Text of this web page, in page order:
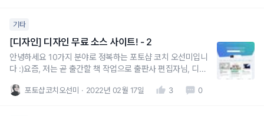
기타
[디자인] 디자인 무료 소스 사이트! - 2
안녕하세요 10가지 분야로 정복하는 포토샵 코치 오선미입니
다 :)요즘, 저는 곧 출간할 책 작업으로 출판사 편집자님, 디자
에 들어가게되어 어제 원고 교정 마감을 마쳤는데요!😭여러분
포토샵코치오선미 2022년 02월 17일 3 0